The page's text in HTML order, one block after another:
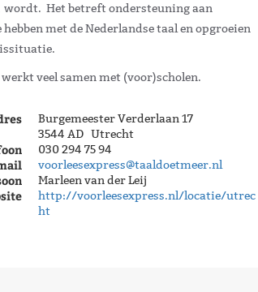
Het betreft ondersteuning aan
met de Nederlandse taal en opgroeien
werkt veel samen met (voor)scholen.
Burgemeester Verderlaan 17
3544 AD Utrecht
030 294 75 94
voorleesexpress@taaldoetmeer.nl
Marleen van der Leij
http://voorleesexpress.nl/locatie/utrec
ht